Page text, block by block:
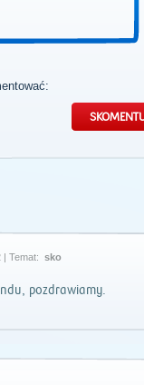
| Temat: sko
pozdrawiamy.